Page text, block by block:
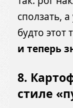
сползать,
будто этот
и теперь
8.
стиле